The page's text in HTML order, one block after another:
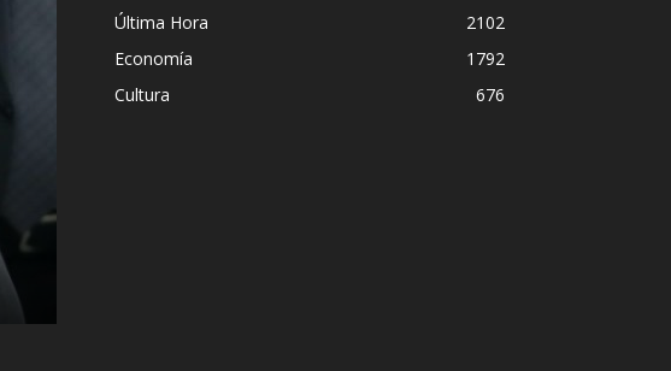
Última Hora
2102
Economía
1792
Cultura
676